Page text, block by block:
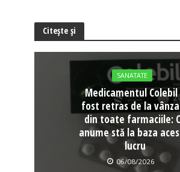
Citește și
SANATATE
Medicamentul Colebil
fost retras de la
din toate farmaciile:
anume stă la baza
lucru
06/08/2026